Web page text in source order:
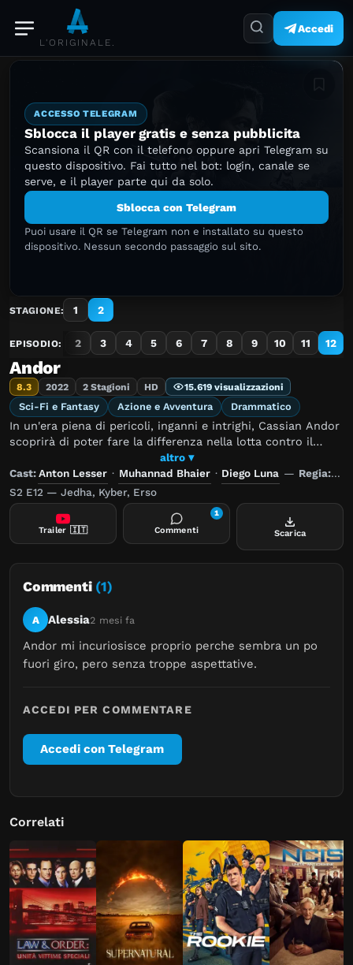
L'ORIGINALE.
Accedi
ACCESSO TELEGRAM
Sblocca il player gratis e senza pubblicita
Scansiona il QR con il telefono oppure apri Telegram su
questo dispositivo. Fai tutto nel bot: login, canale se
serve, e il player parte qui da solo.
Sblocca con Telegram
Puoi usare il QR se Telegram non e installato su questo
dispositivo. Nessun secondo passaggio sul sito.
STAGIONE: 1 2
EPISODIO:
1 2 3 4 5 6 7 8 9 10 11 12
Andor
8.3 2022 2 Stagioni HD 15.619 visualizzazioni
Sci-Fi e Fantasy Azione e Avventura Drammatico
In un'era piena di pericoli, inganni e intrighi, Cassian Andor
scoprirà di poter fare la differenza nella lotta contro il
tirannico Impero Galattico. Cassian si imbarca in un
percorso destinato a trasformarlo in un eroe ribelle.
altro ▾
Cast:Anton Lesser · Muhannad Bhaier · Diego Luna — Regia:
S2 E12 — Jedha, Kyber, Erso
Trailer 🇮🇹 Commenti
1
Scarica
Commenti (1)
A Alessia2 mesi fa
Andor mi incuriosisce proprio perche sembra un po
fuori giro, pero senza troppe aspettative.
ACCEDI PER COMMENTARE
Accedi con Telegram
Correlati